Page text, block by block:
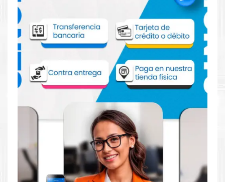
Comprar Tóner HP 643A Magenta para
impresora HP 4700
Aprovecha nuestra experiencia y atención para adquirir tus
productos. Tenemos promociones todos los días. Escríbenos o
visítanos hoy para encontrar la solución perfecta para tu
impresoraHP, como laTóner HP 643A Magenta para
impresoras 4700.
Dónde comprar Toner para impresora HP
4700 en Lima o para provincia
Tienda autorizada porHP. Descubre la mejor manera de
abastecerte de
Tóner HP 643A Magenta para impresora HP